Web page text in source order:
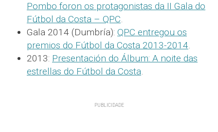
Pombo foron os protagonistas da II Gala do
Fútbol da Costa – QPC.
Gala 2014 (Dumbría): QPC entregou os
premios do Fútbol da Costa 2013-2014.
2013: Presentación do Álbum: A noite das
estrellas do Fútbol da Costa.